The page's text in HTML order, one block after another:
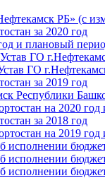
РБ» (с
за 2020 год
и плановый
ГО
ГО
за 2019 год
Республики
на 2020
за 2018 год
на 2019
исполнении
исполнении
исполнении